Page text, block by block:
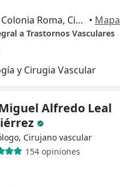
Tepic 126 primer piso Colonia Roma, Ciudad de México • Mapa
a Trastornos Vasculares
y Cirugia Vascular
Alfredo Leal
Cirujano vascular
154 opiniones